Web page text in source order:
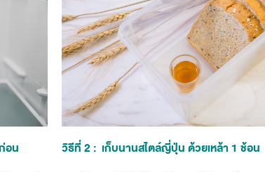
อน วิธีที่ 2 : เก็บนานสไตล์ญี่ปุ่น ด้วยเหล้า 1 ช้อน